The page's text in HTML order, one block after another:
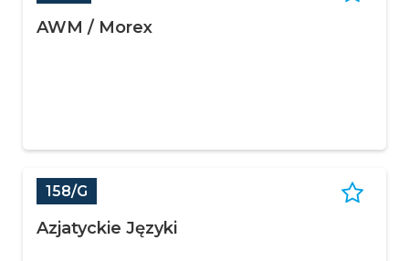
AWM / Morex
158/G
Azjatyckie Języki